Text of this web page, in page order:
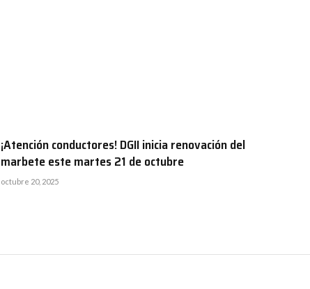
¡Atención conductores! DGII inicia renovación del
marbete este martes 21 de octubre
octubre 20, 2025